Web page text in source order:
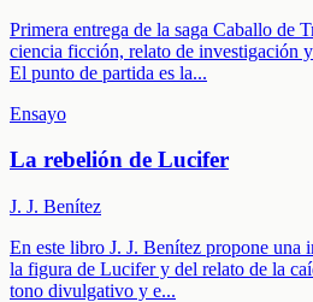
Primera entrega de la saga Caballo de
ciencia ficción, relato de investigación
El punto de partida es la...
Ensayo
La rebelión de Lucifer
J. J. Benítez
En este libro J. J. Benítez propone una
la figura de Lucifer y del relato de la
tono divulgativo y e...